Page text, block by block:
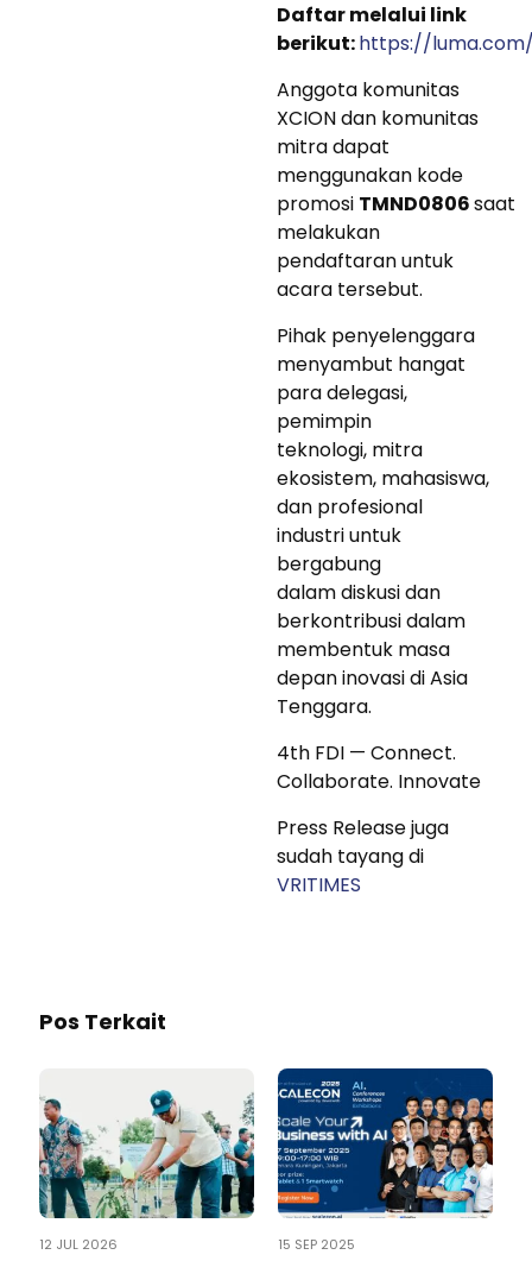
Daftar melalui link
berikut:https://
Anggota komunitas
XCION dan komunitas
mitra dapat
menggunakan kode
promosi TMND0806saat
melakukan
pendaftaran untuk
acara tersebut.
Pihak penyelenggara
menyambut hangat
para delegasi,
pemimpin
teknologi, mitra
ekosistem, mahasiswa,
dan profesional
industri untuk
bergabung
dalam diskusi dan
berkontribusi dalam
membentuk masa
depan inovasi di Asia
Tenggara.
4th FDI — Connect.
Collaborate. Innovate
Press Release juga
sudah tayang di
VRITIMES
Pos Terkait
12 JUL 2026 15 SEP 2025